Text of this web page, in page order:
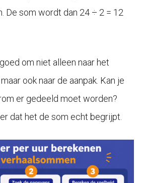
De som wordt dan 24 ÷ 2 = 12
om niet alleen naar het
ook naar de aanpak. Kan je
er gedeeld moet worden?
dat het de som echt begrijpt.